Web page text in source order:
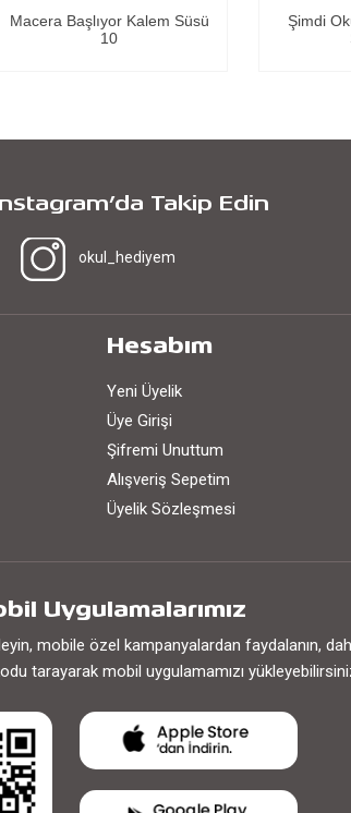
Şimdi Okullu Olduk Kalem
Süsü 11
Macera
Takip Edin
okul_hediyem
Hesabım
Yeni Üyelik
Üye Girişi
Şifremi Unuttum
Alışveriş Sepetim
Üyelik Sözleşmesi
Uygulamalarımız
mobile özel kampanyalardan faydalanın,
tarayarak mobil uygulamamızı